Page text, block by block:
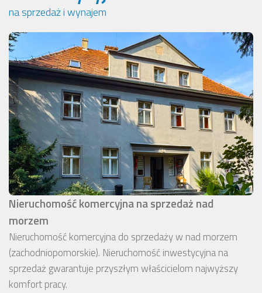
na sprzedaż i wynajem
Nieruchomość komercyjna na sprzedaż nad
morzem
Nieruchomość komercyjna do sprzedaży w nad morzem
(zachodniopomorskie). Nieruchomość inwestycyjna na
sprzedaż gwarantuje przyszłym właścicielom najwyższy
komfort pracy.